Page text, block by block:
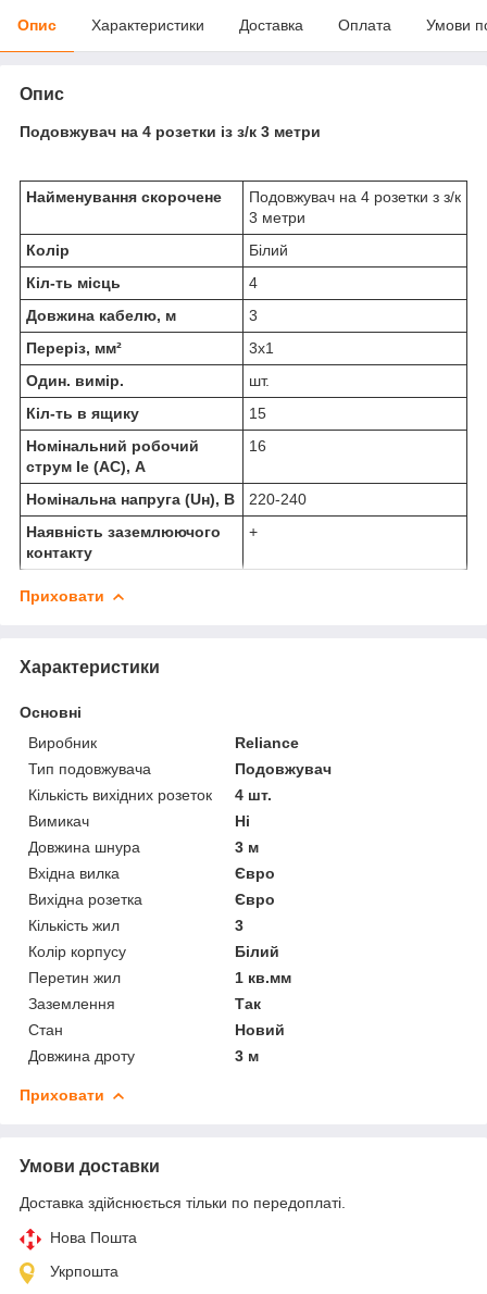
Опис Характеристики Доставка Оплата Умови
Опис
Подовжувач на 4 розетки із з/к 3 метри
Найменування скорочене
Подовжувач на 4 розетки з з/к
3 метри
Колір
Білий
Кіл-ть місць
4
Довжина кабелю, м
3
Переріз, мм²
3х1
Один. вимір.
шт.
Кіл-ть в ящику
15
Номінальний робочий
струм Ie (AC), А
16
Номінальна напруга (Uн), В
220-240
Наявність заземлюючого
контакту
+
Приховати
Характеристики
Основні
Виробник
Reliance
Тип подовжувача
Подовжувач
Кількість вихідних розеток
4 шт.
Вимикач
Ні
Довжина шнура
3 м
Вхідна вилка
Євро
Вихідна розетка
Євро
Кількість жил
3
Колір корпусу
Білий
Перетин жил
1 кв.мм
Заземлення
Так
Стан
Новий
Довжина дроту
3 м
Приховати
Умови доставки
Доставка здійснюється тільки по передоплаті.
Нова Пошта
Укрпошта